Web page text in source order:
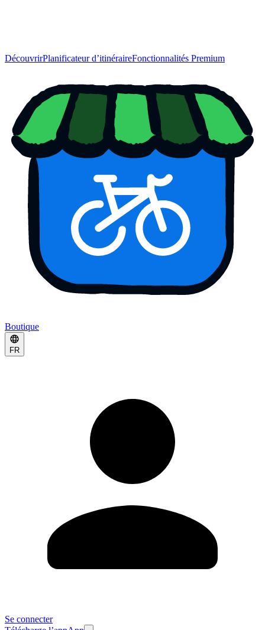
DécouvrirPlanificateur d’itinéraireFonctionnalités Premium
Boutique
FR
Se connecter